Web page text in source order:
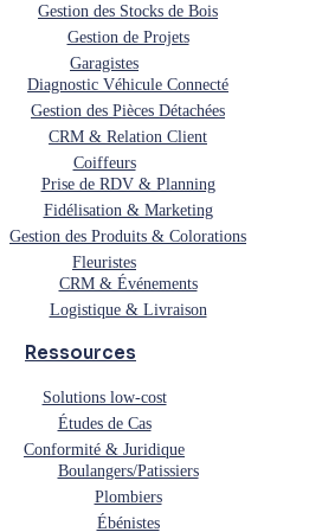
Gestion des Stocks de Bois
Gestion de Projets
Garagistes
Diagnostic Véhicule Connecté
Gestion des Pièces Détachées
CRM & Relation Client
Coiffeurs
Prise de RDV & Planning
Fidélisation & Marketing
Gestion des Produits & Colorations
Fleuristes
CRM & Événements
Logistique & Livraison
Ressources
Solutions low-cost
Études de Cas
Conformité & Juridique
Boulangers/Patissiers
Plombiers
Ébénistes